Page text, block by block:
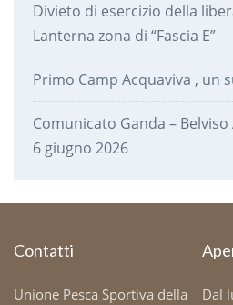
Divieto di esercizio della
Lanterna zona di “Fascia E”
Primo Camp Acquaviva , un
Comunicato Ganda –
6 giugno 2026
Contatti
Unione Pesca Sportiva della
Dal